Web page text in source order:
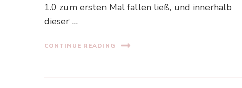
1.0 zum ersten Mal fallen ließ, und innerhalb
dieser …
CONTINUE READING